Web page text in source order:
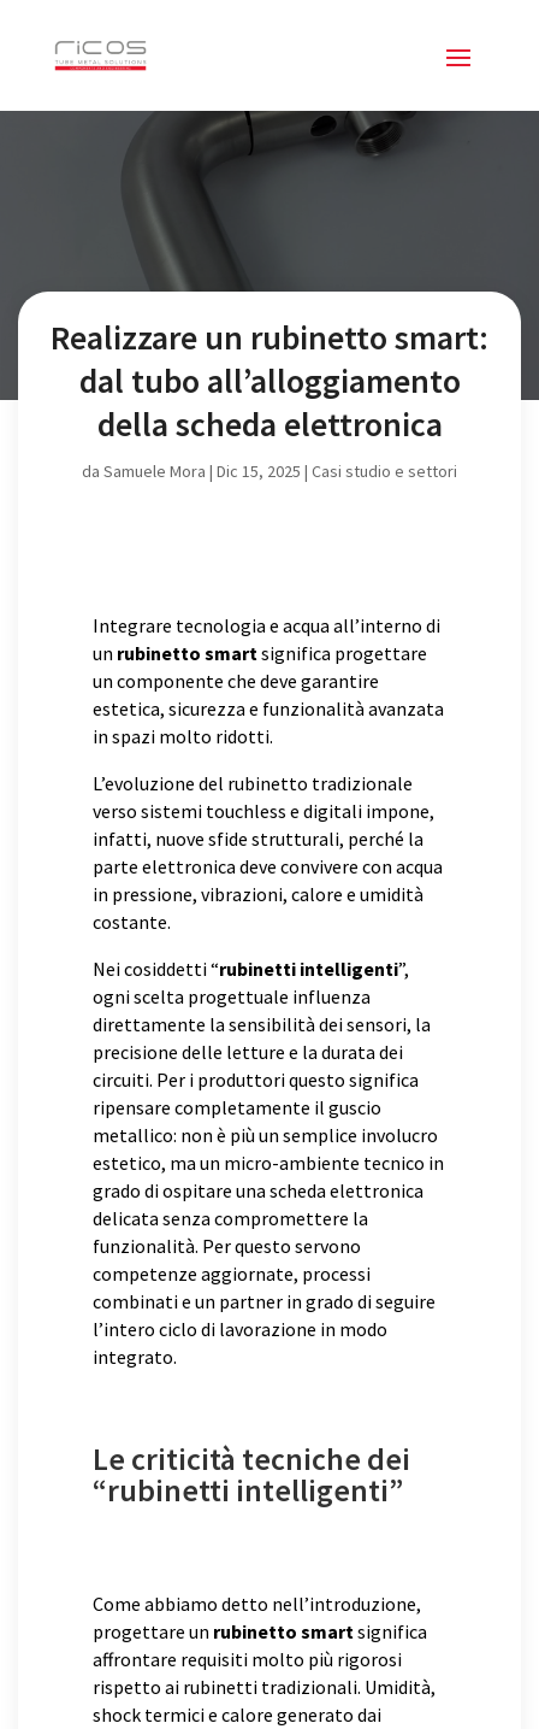
Realizzare un rubinetto smart:
dal tubo all’alloggiamento
della scheda elettronica
da Samuele Mora | Dic 15, 2025 | Casi studio e settori
Integrare tecnologia e acqua all’interno di
un rubinetto smartsignifica progettare
un componente che deve garantire
estetica, sicurezza e funzionalità avanzata
in spazi molto ridotti.
L’evoluzione del rubinetto tradizionale
verso sistemi touchless e digitali impone,
infatti, nuove sfide strutturali, perché la
parte elettronica deve convivere con acqua
in pressione, vibrazioni, calore e umidità
costante.
Nei cosiddetti “rubinetti intelligenti”,
ogni scelta progettuale influenza
direttamente la sensibilità dei sensori, la
precisione delle letture e la durata dei
circuiti. Per i produttori questo significa
ripensare completamente il guscio
metallico: non è più un semplice involucro
estetico, ma un micro-ambiente tecnico in
grado di ospitare una scheda elettronica
delicata senza compromettere la
funzionalità. Per questo servono
competenze aggiornate, processi
combinati e un partner in grado di seguire
l’intero ciclo di lavorazione in modo
integrato.
Le criticità tecniche dei
“rubinetti intelligenti”
Come abbiamo detto nell’introduzione,
progettare un rubinetto smartsignifica
affrontare requisiti molto più rigorosi
rispetto ai rubinetti tradizionali. Umidità,
shock termici e calore generato dai